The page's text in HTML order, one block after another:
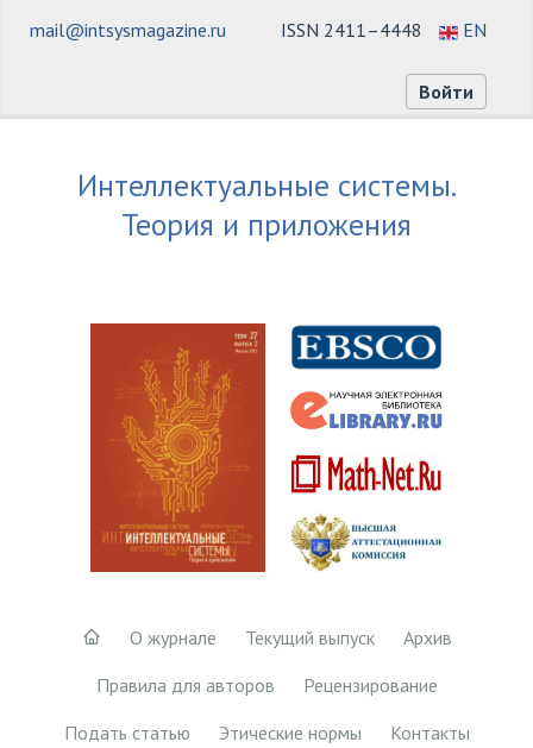
ISSN 2411–4448 EN
mail@intsysmagazine.ru
Войти
Интеллектуальные системы.
Теория и приложения
О журнале Текущий выпуск
Архив
Правила для авторов
Рецензирование
Подать статью
Этические нормы Контакты